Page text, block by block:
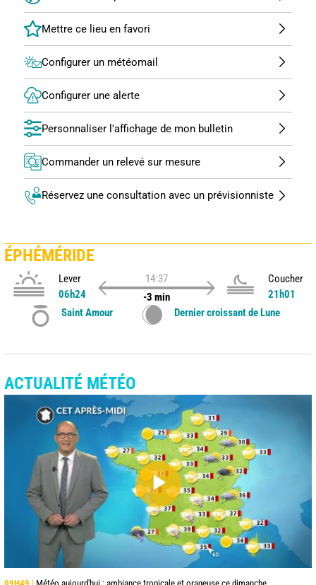
Configurer un météomail
Configurer une alerte
Personnaliser l'affichage de mon bulletin
Commander un relevé sur mesure
Réservez une consultation avec un prévisionniste
ÉPHÉMÉRIDE
Lever
06h24
14:37
-3 min
Coucher
21h01
Saint Amour
Dernier croissant de Lune
ACTUALITÉ MÉTÉO